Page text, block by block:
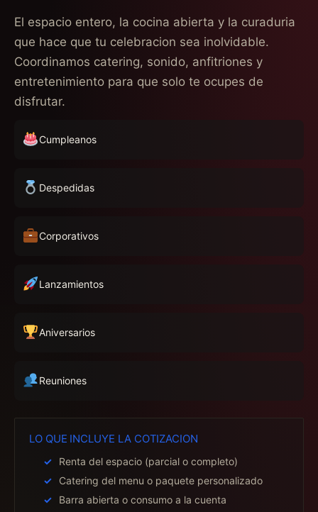
El espacio entero, la cocina abierta y la curaduria
que hace que tu celebracion sea inolvidable.
Coordinamos catering, sonido, anfitriones y
entretenimiento para que solo te ocupes de
disfrutar.
Cumpleanos
Despedidas
Corporativos
Lanzamientos
Aniversarios
Reuniones
LO QUE INCLUYE LA COTIZACION
Renta del espacio (parcial o completo)
Catering del menu o paquete personalizado
Barra abierta o consumo a la cuenta